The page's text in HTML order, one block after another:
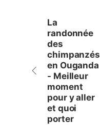
La
randonnée
des
chimpanzés
en Ouganda
- Meilleur
moment
pour y aller
et quoi
porter